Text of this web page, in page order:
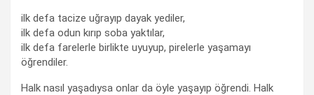
ilk defa tacize uğrayıp dayak yediler,
ilk defa odun kırıp soba yaktılar,
ilk defa farelerle birlikte uyuyup, pirelerle yaşamayı
öğrendiler.
Halk nasıl yaşadıysa onlar da öyle yaşayıp öğrendi. Halk